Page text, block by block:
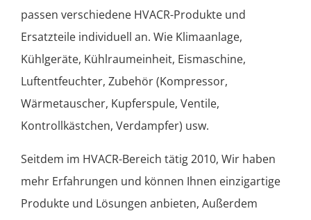
passen verschiedene HVACR-Produkte und
Ersatzteile individuell an. Wie Klimaanlage,
Kühlgeräte, Kühlraumeinheit, Eismaschine,
Luftentfeuchter, Zubehör (Kompressor,
Wärmetauscher, Kupferspule, Ventile,
Kontrollkästchen, Verdampfer) usw.
Seitdem im HVACR-Bereich tätig 2010, Wir haben
mehr Erfahrungen und können Ihnen einzigartige
Produkte und Lösungen anbieten, Außerdem